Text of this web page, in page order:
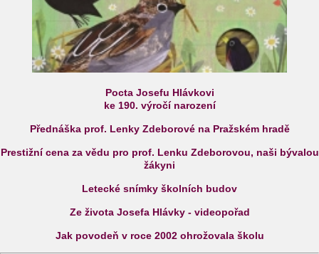
Pocta Josefu Hlávkovi
ke 190. výročí narození
Přednáška prof. Lenky Zdeborové na Pražském hradě
Prestižní cena za vědu pro prof. Lenku Zdeborovou, naši bývalou
žákyni
Letecké snímky školních budov
Ze života Josefa Hlávky - videopořad
Jak povodeň v roce 2002 ohrožovala školu